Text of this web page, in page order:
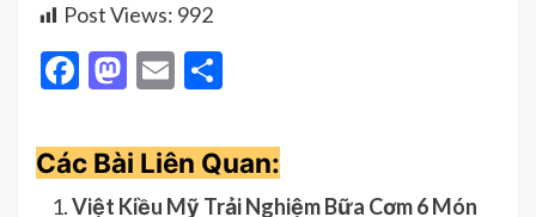
Post Views: 992
Facebook
Mastodon
Email
Các Bài Liên Quan:
Việt Kiều Mỹ Trải Nghiệm Bữa Cơm 6 Món